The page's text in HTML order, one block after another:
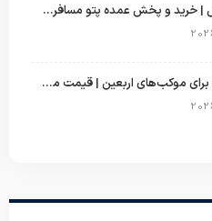
قیمت پتو سبک سنس | خرید و پخش عمده پتو مسافرتی Sense
خرید عمده پتو مینک برای موکب‌های اربعین | قیمت مناسب و ارسال سریع